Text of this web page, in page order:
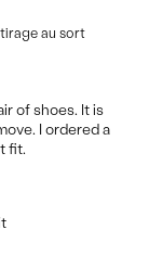
au sort
of shoes. It is
I ordered a
fit.